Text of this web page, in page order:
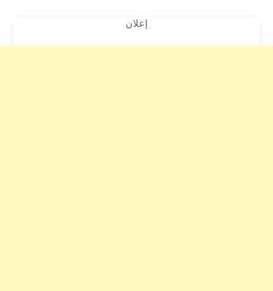
إعلان